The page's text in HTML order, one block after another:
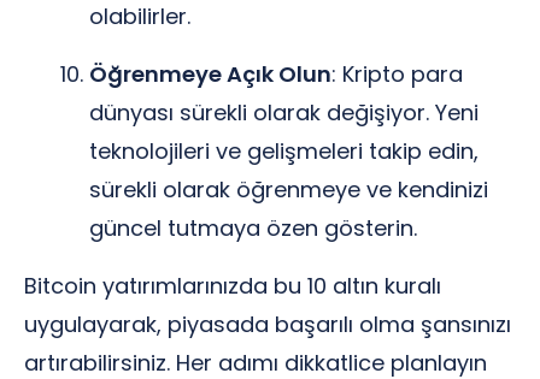
olabilirler.
Öğrenmeye Açık Olun: Kripto para
dünyası sürekli olarak değişiyor. Yeni
teknolojileri ve gelişmeleri takip edin,
sürekli olarak öğrenmeye ve kendinizi
güncel tutmaya özen gösterin.
Bitcoin yatırımlarınızda bu 10 altın kuralı
uygulayarak, piyasada başarılı olma şansınızı
artırabilirsiniz. Her adımı dikkatlice planlayın